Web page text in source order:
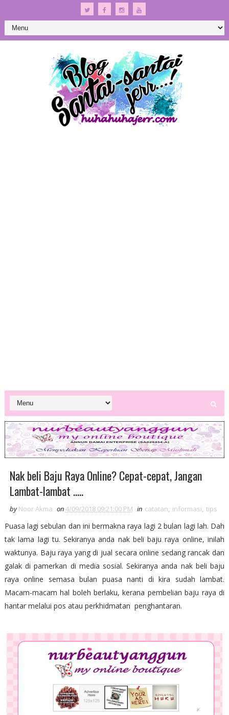
Nak beli Baju Raya Online? Cepat-cepat, Jangan
Lambat-lambat .....
by Noor Akma on4/09/2018 09:21:00 PM in catatan, informasi, tips
Puasa lagi sebulan dan ini bermakna raya lagi 2 bulan lagi lah. Dah
tak lama lagi tu. Sekiranya anda nak beli baju raya online, inilah
waktunya. Baju raya yang di jual secara online sedang rancak dan
galak di pamerkan di media sosial. Sekiranya anda nak beli baju
raya online semasa bulan puasa nanti di kira sudah lambat.
Macam-macam hal boleh berlaku, kerana pembelian baju raya di
hantar melalui pos atau perkhidmatan penghantaran.